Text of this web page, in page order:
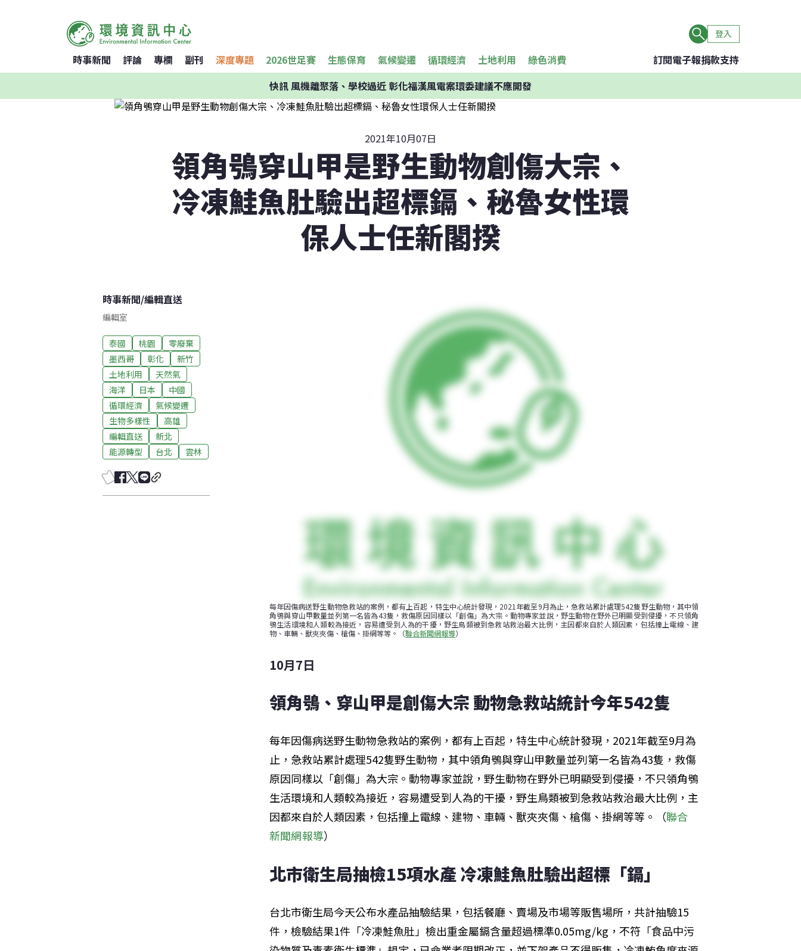
登入
時事新聞 評論 專欄 副刊 深度專題 2026世足賽 生態保育 氣候變遷 循環經濟 土地利用 綠色消費 訂閱電子報捐款支持
快訊風機離聚落、學校過近 彰化福漢風電案環委建議不應開發
2021年10月07日
領角鴞穿山甲是野生動物創傷大宗、
冷凍鮭魚肚驗出超標鎘、秘魯女性環
保人士任新閣揆
時事新聞/編輯直送
編輯室
泰國 桃園
零廢棄
墨西哥
彰化
新竹
土地利用
天然氣
海洋
日本
中國
循環經濟
氣候變遷
生物多樣性
高雄
編輯直送
新北
能源轉型
台北 雲林
每年因傷病送野生動物急救站的案例，都有上百起，特生中心統計發現，2021年截至9月為止，急救站累計處理542隻野生動物，其中領
角鴞與穿山甲數量並列第一名皆為43隻，救傷原因同樣以「創傷」為大宗。動物專家並說，野生動物在野外已明顯受到侵擾，不只領角
鴞生活環境和人類較為接近，容易遭受到人為的干擾，野生鳥類被到急救站救治最大比例，主因都來自於人類因素，包括撞上電線、建
物、車輛、獸夾夾傷、槍傷、掛網等等。（聯合新聞網報導）
10月7日
領角鴞、穿山甲是創傷大宗 動物急救站統計今年542隻
每年因傷病送野生動物急救站的案例，都有上百起，特生中心統計發現，2021年截至9月為
止，急救站累計處理542隻野生動物，其中領角鴞與穿山甲數量並列第一名皆為43隻，救傷
原因同樣以「創傷」為大宗。動物專家並說，野生動物在野外已明顯受到侵擾，不只領角鴞
生活環境和人類較為接近，容易遭受到人為的干擾，野生鳥類被到急救站救治最大比例，主
因都來自於人類因素，包括撞上電線、建物、車輛、獸夾夾傷、槍傷、掛網等等。（聯合
新聞網報導）
北市衛生局抽檢15項水產 冷凍鮭魚肚驗出超標「鎘」
台北市衛生局今天公布水產品抽驗結果，包括餐廳、賣場及市場等販售場所，共計抽驗15
件，檢驗結果1件「冷凍鮭魚肚」檢出重金屬鎘含量超過標準0.05mg/kg，不符「食品中污